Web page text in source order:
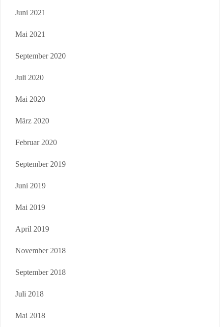
Juni 2021
Mai 2021
September 2020
Juli 2020
Mai 2020
März 2020
Februar 2020
September 2019
Juni 2019
Mai 2019
April 2019
November 2018
September 2018
Juli 2018
Mai 2018